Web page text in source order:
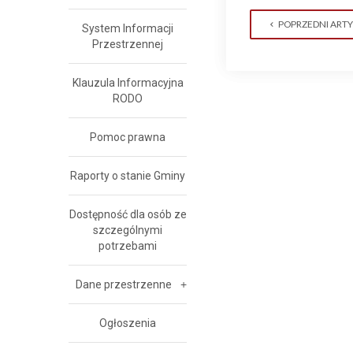
POPRZEDNI
System Informacji
Przestrzennej
Klauzula Informacyjna
RODO
Pomoc prawna
Raporty o stanie Gminy
Dostępność dla osób ze
szczególnymi
potrzebami
Dane przestrzenne
Ogłoszenia